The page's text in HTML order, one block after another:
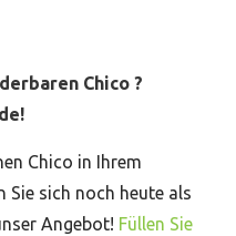
Chico ?
Chico in Ihrem
Sie sich noch heute als
Angebot! Füllen Sie